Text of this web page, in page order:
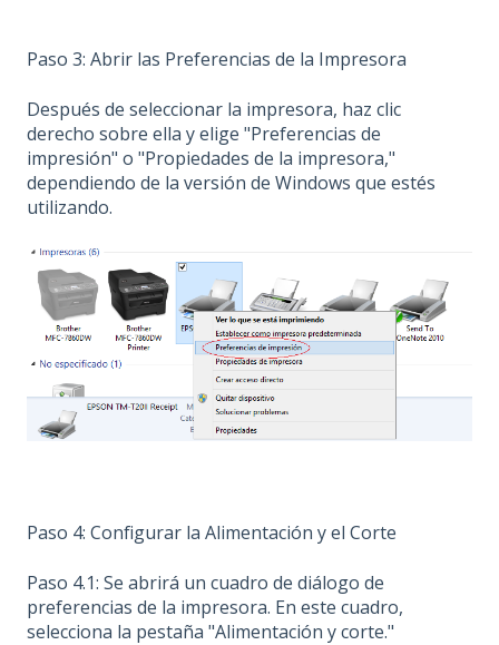
Paso 3: Abrir las Preferencias de la Impresora
Después de seleccionar la impresora, haz clic
derecho sobre ella y elige "Preferencias de
impresión" o "Propiedades de la impresora,"
dependiendo de la versión de Windows que estés
utilizando.
Paso 4: Configurar la Alimentación y el Corte
Paso 4.1: Se abrirá un cuadro de diálogo de
preferencias de la impresora. En este cuadro,
selecciona la pestaña "Alimentación y corte."